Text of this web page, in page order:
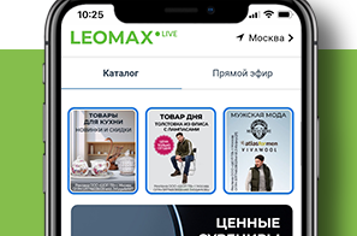
Обувь: Бренд El`Rosso